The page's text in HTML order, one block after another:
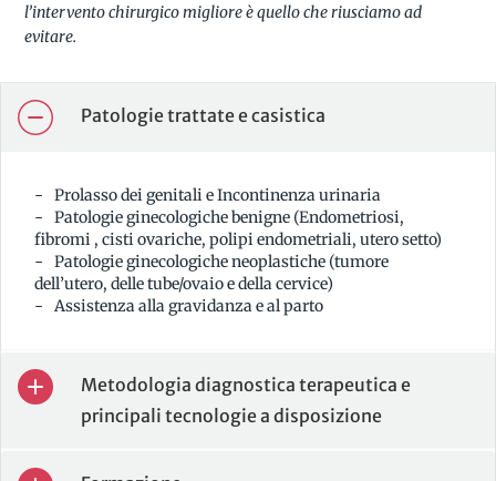
l’intervento chirurgico migliore è quello che riusciamo ad
evitare.
Patologie trattate e casistica
Prolasso dei genitali e Incontinenza urinaria
Patologie ginecologiche benigne (Endometriosi,
fibromi , cisti ovariche, polipi endometriali, utero setto)
Patologie ginecologiche neoplastiche (tumore
dell’utero, delle tube/ovaio e della cervice)
Assistenza alla gravidanza e al parto
Metodologia diagnostica terapeutica e
principali tecnologie a disposizione